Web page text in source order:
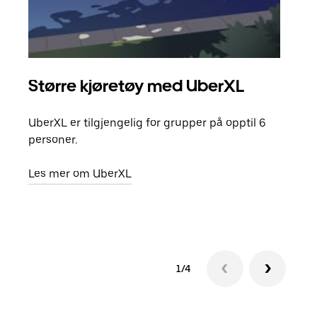
Større kjøretøy med UberXL
UberXL er tilgjengelig for grupper på opptil 6
personer.
Les mer om UberXL
1/4